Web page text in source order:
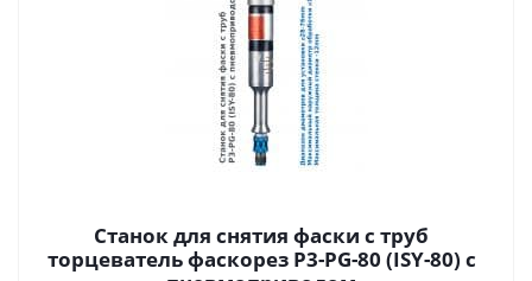
Станок для снятия фаски с труб
торцеватель фаскорез P3-PG-80 (ISY-80) с